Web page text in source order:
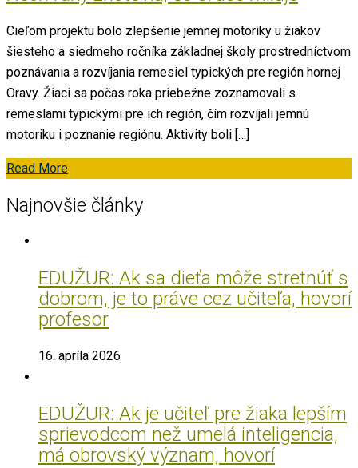
Cieľom projektu bolo zlepšenie jemnej motoriky u žiakov
šiesteho a siedmeho ročníka základnej školy prostredníctvom
poznávania a rozvíjania remesiel typických pre región hornej
Oravy. Žiaci sa počas roka priebežne zoznamovali s
remeslami typickými pre ich región, čím rozvíjali jemnú
motoriku i poznanie regiónu. Aktivity boli […]
Read More
Najnovšie články
EDUŽUR: Ak sa dieťa môže stretnúť s
dobrom, je to práve cez učiteľa, hovorí
profesor
16. apríla 2026
EDUŽUR: Ak je učiteľ pre žiaka lepším
sprievodcom než umelá inteligencia,
má obrovský význam, hovorí